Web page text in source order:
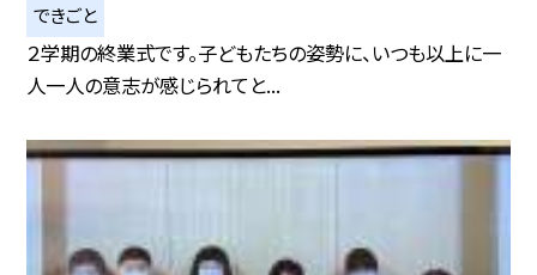
できごと
２学期の終業式です。子どもたちの姿勢に、いつも以上に一
人一人の意志が感じられてと...